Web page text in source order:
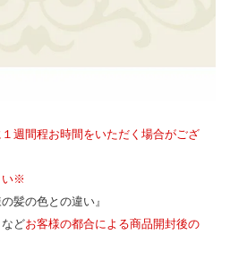
週間程お時間をいただく場合がござ
い※
髪の色との違い』
などお客様の都合による商品開封後の